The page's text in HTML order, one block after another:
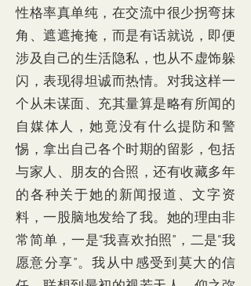
性格率真单纯，在交流中很少拐弯抹
角、遮遮掩掩，而是有话就说，即便
涉及自己的生活隐私，也从不虚饰躲
闪，表现得坦诚而热情。对我这样一
个从未谋面、充其量算是略有所闻的
自媒体人，她竟没有什么提防和警
惕，拿出自己各个时期的留影，包括
与家人、朋友的合照，还有收藏多年
的各种关于她的新闻报道、文字资
料，一股脑地发给了我。她的理由非
常简单，一是“我喜欢拍照”，二是“我
愿意分享”。我从中感受到莫大的信